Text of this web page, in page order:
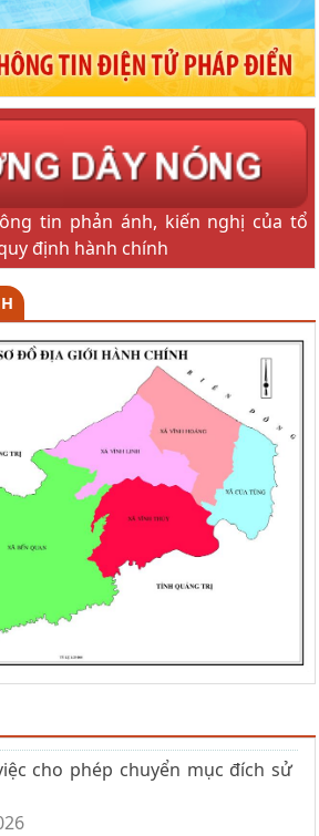
tin phản ánh, kiến nghị của tổ
định hành chính
cho phép chuyển mục đích sử